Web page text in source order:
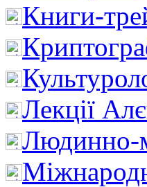
Книги-
Лекції
Людинно-